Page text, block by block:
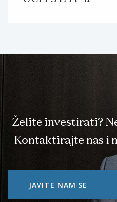
Želite investirati?
Kontaktirajte nas i
JAVITE NAM SE